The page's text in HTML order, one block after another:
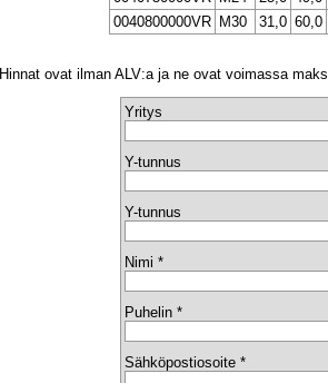
0040800000VR M30 31,0 60,0
Hinnat ovat ilman ALV:a ja ne ovat voimassa
Yritys
Y-tunnus
Y-tunnus
Nimi *
Puhelin *
Sähköpostiosoite *